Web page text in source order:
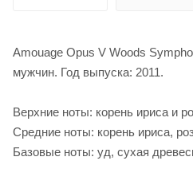
Amouage Opus V Woods
мужчин. Год выпуска: 2011.
Верхние ноты: корень ириса и
Средние ноты: корень ириса,
Базовые ноты: уд, сухая